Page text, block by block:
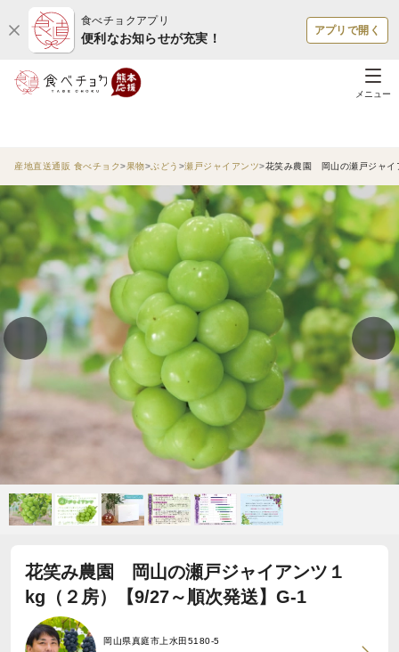
食べチョクアプリ
便利なお知らせが充実！
アプリで開く
メニュー
産地直送通販 食べチョク 果物 ぶどう 瀬戸ジャイアンツ 花笑み農園 岡山の瀬戸ジャイ
花笑み農園 岡山の瀬戸ジャイアンツ１
kg（２房）【9/27～順次発送】G-1
岡山県真庭市上水田5180-5